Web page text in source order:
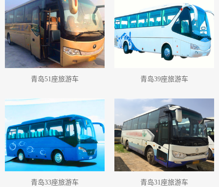
青岛51座旅游车 青岛39座旅游车
青岛33座旅游车 青岛31座旅游车